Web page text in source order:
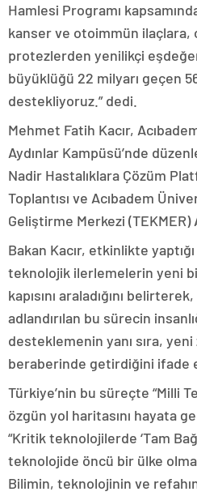
Hamlesi Programı
kanser ve otoimmün ilaçlara,
protezlerden yenilikçi
büyüklüğü 22 milyarı geçen
destekliyoruz.” dedi.
Mehmet Fatih Kacır,
Aydınlar Kampüsü’nde
Nadir Hastalıklara Çözüm
Toplantısı ve Acıbadem
Geliştirme Merkezi (TEKMER)
Bakan Kacır, etkinlikte
teknolojik ilerlemelerin yeni bir
kapısını araladığını
adlandırılan bu sürecin
desteklemenin yanı sıra, yeni
beraberinde getirdiğini ifade
Türkiye’nin bu süreçte “Milli
özgün yol haritasını hayata
“Kritik teknolojilerde ‘Tam
teknolojide öncü bir ülke
Bilimin, teknolojinin ve